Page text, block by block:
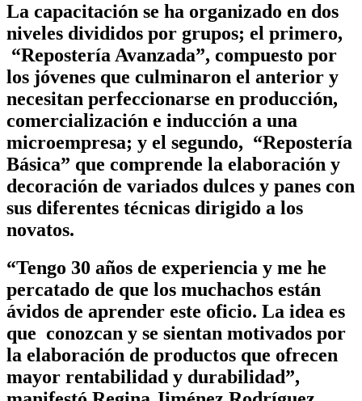
La capacitación se ha organizado en dos
niveles divididos por grupos; el primero,
“Repostería Avanzada”, compuesto por
los jóvenes que culminaron el anterior y
necesitan perfeccionarse en producción,
comercialización e inducción a una
microempresa; y el segundo, “Repostería
Básica” que comprende la elaboración y
decoración de variados dulces y panes con
sus diferentes técnicas dirigido a los
novatos.
“Tengo 30 años de experiencia y me he
percatado de que los muchachos están
ávidos de aprender este oficio. La idea es
que conozcan y se sientan motivados por
la elaboración de productos que ofrecen
mayor rentabilidad y durabilidad”,